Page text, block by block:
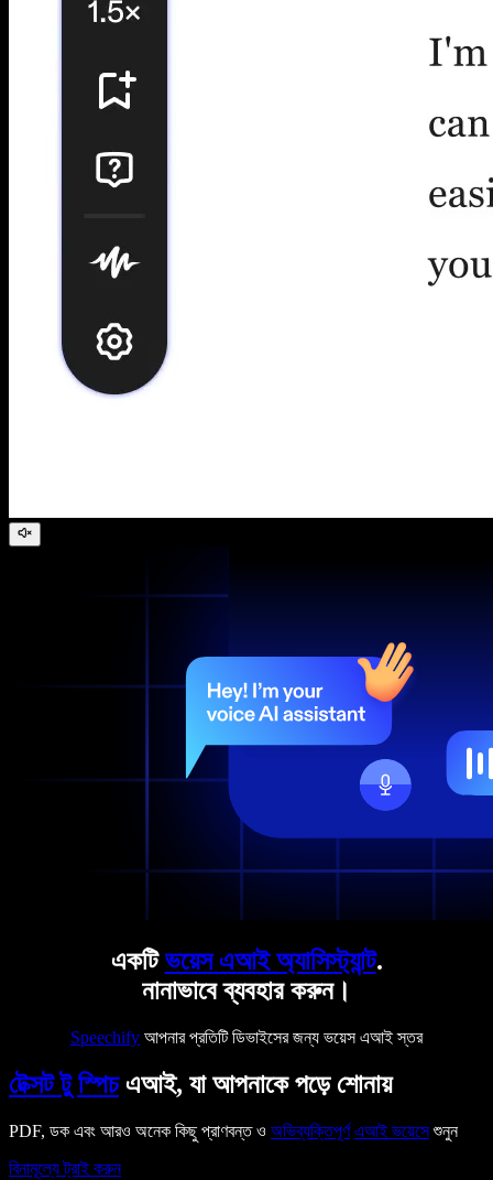
একটিভয়েস এআই অ্যাসিস্ট্যান্ট.
নানাভাবে ব্যবহার করুন।
Speechify আপনার প্রতিটি ডিভাইসের জন্য ভয়েস এআই স্তর
টেক্সট টু স্পিচএআই, যা আপনাকে পড়ে শোনায়
PDF, ডক এবং আরও অনেক কিছু প্রাণবন্ত ও অভিব্যক্তিপূর্ণ এআই ভয়েসেশুনুন
বিনামূল্যে ট্রাই করুন